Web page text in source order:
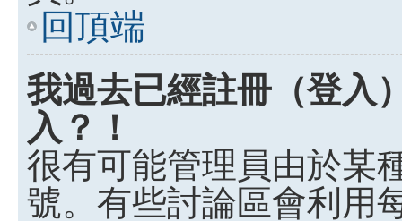
回頂端
我過去已經註冊（登入
入？！
很有可能管理員由於某
號。有些討論區會利用